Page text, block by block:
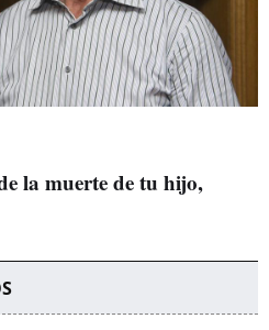
la muerte de tu hijo,